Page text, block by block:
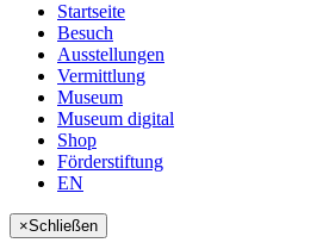
Startseite
Besuch
Ausstellungen
Vermittlung
Museum
Museum digital
Shop
Förderstiftung
EN
×Schließen